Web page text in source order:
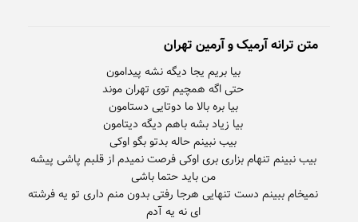
متن ترانه آرمیک و آرمین تهران
بیب نبینم تنهام بزاری بری اوکی فرصت نمیدم از قلبم پاشی پیشه
نمیخام ببینم دست تنهایی هرجا رفتی بدون منم داری تو یه فرشته